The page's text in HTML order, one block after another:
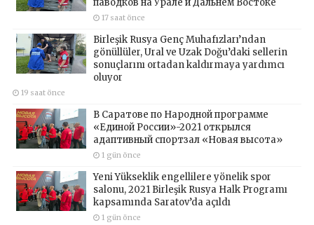
паводков на Урале и Дальнем Востоке
17 saat önce
Birleşik Rusya Genç Muhafızları’ndan
gönüllüler, Ural ve Uzak Doğu’daki sellerin
sonuçlarını ortadan kaldırmaya yardımcı
oluyor
19 saat önce
В Саратове по Народной программе
«Единой России»-2021 открылся
адаптивный спортзал «Новая высота»
1 gün önce
Yeni Yükseklik engellilere yönelik spor
salonu, 2021 Birleşik Rusya Halk Programı
kapsamında Saratov’da açıldı
1 gün önce